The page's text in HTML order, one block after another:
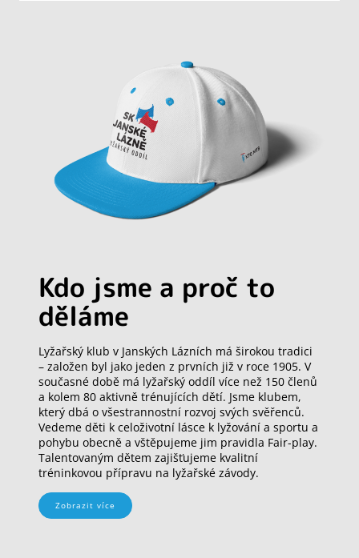
Kdo jsme a proč to
děláme
Lyžařský klub v Janských Lázních má širokou tradici
– založen byl jako jeden z prvních již v roce 1905. V
současné době má lyžařský oddíl více než 150 členů
a kolem 80 aktivně trénujících dětí. Jsme klubem,
který dbá o všestrannostní rozvoj svých svěřenců.
Vedeme děti k celoživotní lásce k lyžování a sportu a
pohybu obecně a vštěpujeme jim pravidla Fair-play.
Talentovaným dětem zajišťujeme kvalitní
tréninkovou přípravu na lyžařské závody.
Zobrazit více